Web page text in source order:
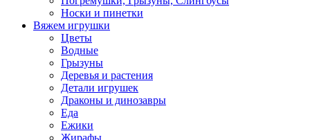
Носки и пинетки
Вяжем игрушки
Цветы
Водные
Грызуны
Деревья и растения
Детали игрушек
Драконы и динозавры
Еда
Ежики
Жирафы